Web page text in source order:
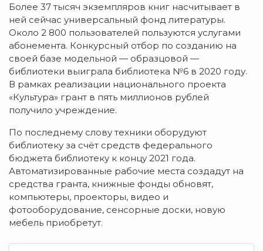
Более 37 тысяч экземпляров книг насчитывает в
ней сейчас универсальный фонд литературы.
Около 2 800 пользователей пользуются услугами
абонемента. Конкурсный отбор по созданию на
своей базе модельной — образцовой —
библиотеки выиграла библиотека №6 в 2020 году.
В рамках реализации национального проекта
«Культура» грант в пять миллионов рублей
получило учреждение.
По последнему слову техники оборудуют
библиотеку за счёт средств федерального
бюджета библиотеку к концу 2021 года.
Автоматизированные рабочие места создадут на
средства гранта, книжные фонды обновят,
компьютеры, проекторы, видео и
фотооборудование, сенсорные доски, новую
мебель приобретут.